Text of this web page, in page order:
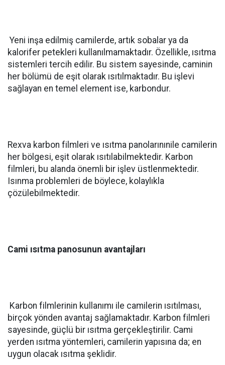
Yeni inşa edilmiş camilerde, artık sobalar ya da
kalorifer petekleri kullanılmamaktadır. Özellikle, ısıtma
sistemleri tercih edilir. Bu sistem sayesinde, caminin
her bölümü de eşit olarak ısıtılmaktadır. Bu işlevi
sağlayan en temel element ise, karbondur.
Rexva karbon filmleri ve ısıtma panolarınınile camilerin
her bölgesi, eşit olarak ısıtılabilmektedir. Karbon
filmleri, bu alanda önemli bir işlev üstlenmektedir.
Isınma problemleri de böylece, kolaylıkla
çözülebilmektedir.
Cami ısıtma panosunun avantajları
Karbon filmlerinin kullanımı ile camilerin ısıtılması,
birçok yönden avantaj sağlamaktadır. Karbon filmleri
sayesinde, güçlü bir ısıtma gerçekleştirilir. Cami
yerden ısıtma yöntemleri, camilerin yapısına da; en
uygun olacak ısıtma şeklidir.